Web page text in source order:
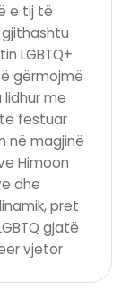
e tij të
LGBTQ+.
gërmojmë
me
festuar
në magjinë
Himoon
dhe
pret
gjatë
vjetor